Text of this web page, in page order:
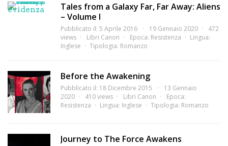
Tales from a Galaxy Far, Far Away: Aliens
– Volume I
Pubblicato il: 5 Aprile 2016 19 Gennaio 2020
472
views
Libri Canon Epoca: Resistenza
Lingua:
Inglese
Tipologia: Romanzo
Before the Awakening
Pubblicato il: 18 Dicembre 2015
13 Gennaio
2020
410 views Libri Canon
Epoca:
Resistenza
Lingua: Inglese Tipologia: Romanzo
Journey to The Force Awakens